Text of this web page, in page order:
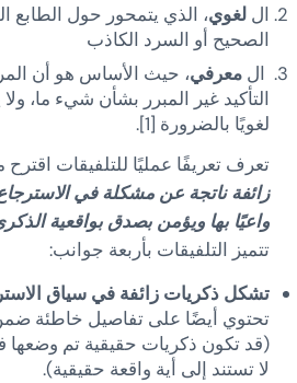
ال لغوي، الذي يتمحور حول الطابع
الصحيح أو السرد الكاذب
ال معرفي، حيث الأساس هو أن
التأكيد غير المبرر بشأن شيء ما،
لغويًا بالضرورة [1].
تعرف تعريفًا عمليًا للتلفيقات اقترح مؤخرًا
زائفة ناتجة عن مشكلة في
واعيًا بها ويؤمن بصدق بواقعية
تتميز التلفيقات بأربعة جوانب:
تشكل ذكريات زائفة في سياق
تحتوي أيضًا على تفاصيل خاطئة
(قد تكون ذكريات حقيقية تم
لا تستند إلى أية واقعة حقيقية).